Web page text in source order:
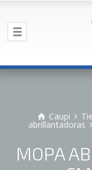
Caupi
abrillantadoras
MOPA